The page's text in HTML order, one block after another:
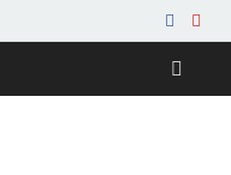
величество, Виното